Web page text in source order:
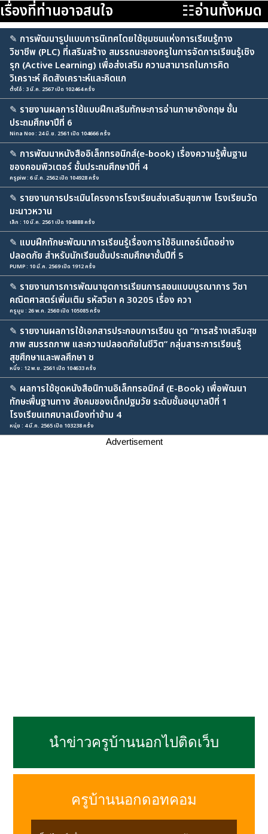
เรื่องที่ท่านอาจสนใจ ☷อ่านทั้งหมด
✎ การพัฒนารูปแบบการนิเทศโดยใช้ชุมชนแห่งการเรียนรู้ทาง
วิชาชีพ (PLC) ที่เสริมสร้าง สมรรถนะของครูในการจัดการเรียนรู้เชิง
รุก (Active Learning) เพื่อส่งเสริม ความสามารถในการคิด
วิเคราะห์ คิดสังเคราะห์และคิดแก
ตั้งโอ๋ : 3 มี.ค. 2567 เปิด 102464 ครั้ง
✎ รายงานผลการใช้แบบฝึกเสริมทักษะการอ่านภาษาอังกฤษ ชั้น
ประถมศึกษาปีที่ 6
Nina Noo : 24 มิ.ย. 2561 เปิด 104666 ครั้ง
✎ การพัฒนาหนังสืออิเล็กทรอนิกส์(e-book) เรื่องความรู้พื้นฐาน
ของคอมพิวเตอร์ ชั้นประถมศึกษาปีที่ 4
ครูpiw : 6 มี.ค. 2562 เปิด 104928 ครั้ง
✎ รายงานการประเมินโครงการโรงเรียนส่งเสริมสุขภาพ โรงเรียนวัด
มะนาวหวาน
เล็ก : 10 มี.ค. 2561 เปิด 104888 ครั้ง
✎ แบบฝึกทักษะพัฒนาการเรียนรู้เรื่องการใช้อินเทอร์เน็ตอย่าง
ปลอดภัย สำหรับนักเรียนชั้นประถมศึกษาชั้นปีที่ 5
PUMP : 10 มี.ค. 2569 เปิด 1912 ครั้ง
✎ รายงานการการพัฒนาชุดการเรียนการสอนแบบบูรณาการ วิชา
คณิตศาสตร์เพิ่มเติม รหัสวิชา ค 30205 เรื่อง ควา
ครูนูน : 26 พ.ค. 2560 เปิด 105085 ครั้ง
✎ รายงานผลการใช้เอกสารประกอบการเรียน ชุด “การสร้างเสริมสุข
ภาพ สมรรถภาพ และความปลอดภัยในชีวิต” กลุ่มสาระการเรียนรู้
สุขศึกษาและพลศึกษา ช
หนึ่ง : 12 พ.ย. 2561 เปิด 104633 ครั้ง
✎ ผลการใช้ชุดหนังสือนิทานอิเล็กทรอนิกส์ (E-Book) เพื่อพัฒนา
ทักษะพื้นฐานทาง สังคมของเด็กปฐมวัย ระดับชั้นอนุบาลปีที่ 1
โรงเรียนเทศบาลเมืองท่าข้าม 4
หนุ่ย : 4 มี.ค. 2565 เปิด 103238 ครั้ง
Advertisement
นำข่าวครูบ้านนอกไปติดเว็บ
ครูบ้านนอกดอทคอม